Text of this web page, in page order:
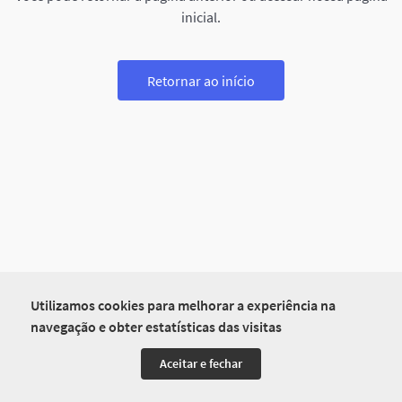
Utilizamos cookies para melhorar a experiência na
navegação e obter estatísticas das visitas
Aceitar e fechar
inicial.
Retornar ao início